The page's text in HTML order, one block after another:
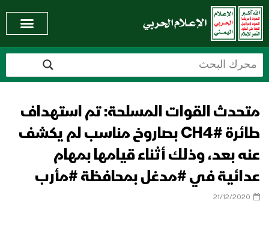
متحدث القوات المسلحة: تم استهداف
طائرة #CH4 بصاروخ مناسب لم يكشف
عنه بعد، وذلك أثناء قيامها بمهام
عدائية في #مدغل بمحافظة #مأرب
21/12/2020